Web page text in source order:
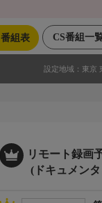
CS番組一
番組表
設定地域： 東京
リモート録画
(ドキュメン